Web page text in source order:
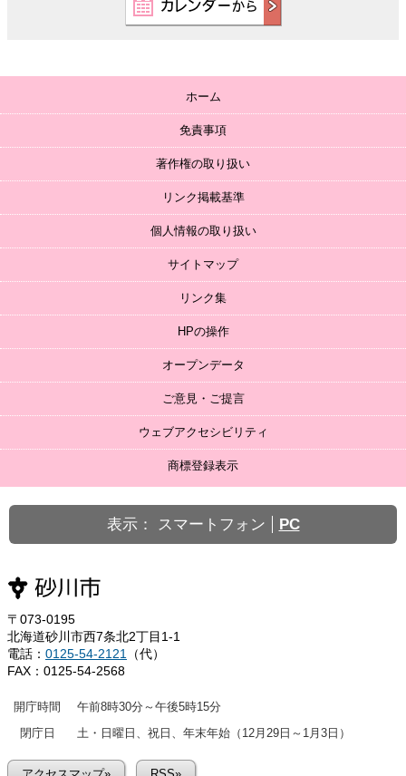
ホーム
免責事項
著作権の取り扱い
リンク掲載基準
個人情報の取り扱い
サイトマップ
リンク集
HPの操作
オープンデータ
ご意見・ご提言
ウェブアクセシビリティ
商標登録表示
表示： スマートフォン PC
〒073-0195
北海道砂川市西7条北2丁目1-1
電話： 0125-54-2121
（代）
FAX：0125-54-2568
開庁時間
午前8時30分～午後5時15分
閉庁日
土・日曜日、祝日、年末年始（12月29日～1月3日）